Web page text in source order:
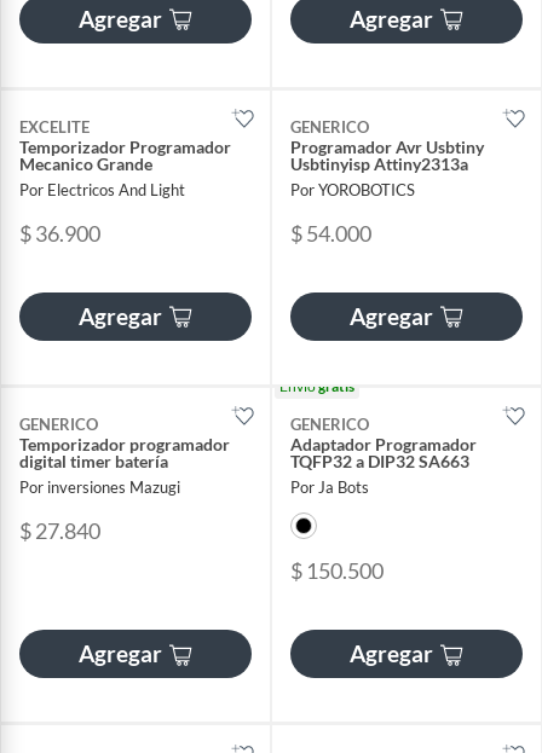
Agregar Agregar
EXCELITE
Temporizador Programador
Mecanico Grande
Por Electricos And Light
$ 36.900
Agregar
GENERICO
Programador Avr Usbtiny
Usbtinyisp Attiny2313a
Por YOROBOTICS
$ 54.000
Agregar
GENERICO
Temporizador programador
digital timer batería
Por inversiones Mazugi
$ 27.840
Agregar
Envíogratis
GENERICO
Adaptador Programador
TQFP32 a DIP32 SA663
Por Ja Bots
$ 150.500
Agregar